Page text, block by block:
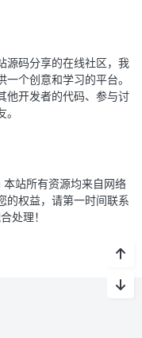
源码分享的在线社区，我
个创意和学习的平台。
他开发者的代码、参与讨
站所有资源均来自网络
的权益，请第一时间联系
处理！